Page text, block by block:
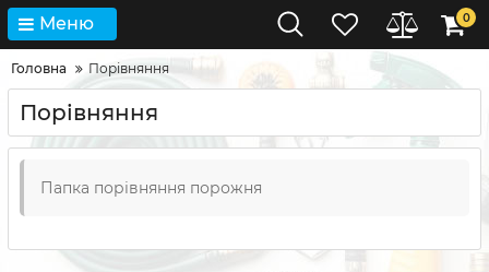
Меню 0
Головна Порівняння
Порівняння
Папка порівняння порожня